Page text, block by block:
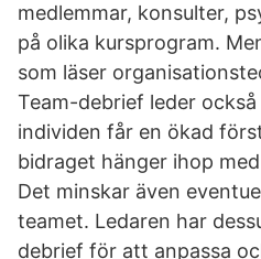
medlemmar, konsulter,
på olika kursprogram.
som läser
Team-debrief leder
individen får en ökad
bidraget hänger ihop
Det minskar även
teamet. Ledaren har
debrief för att anpassa